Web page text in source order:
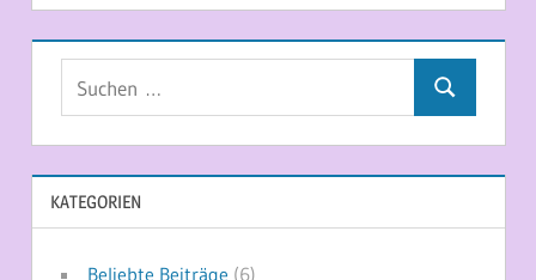
Suchen
KATEGORIEN
Beliebte Beiträge (6)